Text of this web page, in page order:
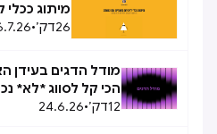
מיתוג
26דק׳•
מודל הדגים בעידן
הכי קל לסווג *לא*
12דק׳•
24.6.26